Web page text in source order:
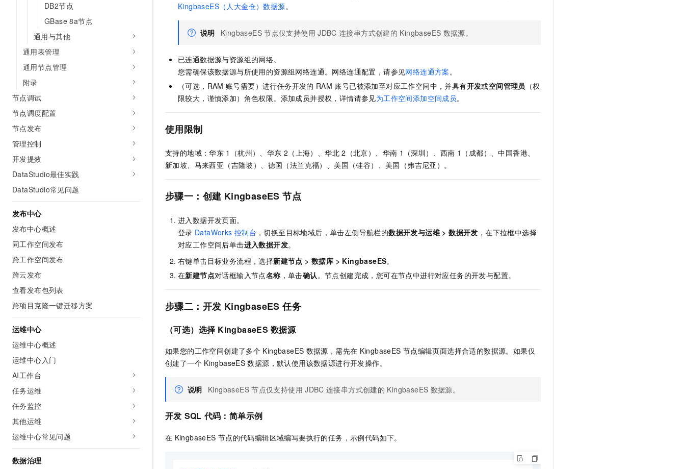
DB2节点
GBase 8a节点
通用与其他
通用表管理
通用节点管理
附录
节点调试
节点调度配置
节点发布
管理控制
开发提效
DataStudio最佳实践
DataStudio常见问题
发布中心
发布中心概述
同工作空间发布
跨工作空间发布
跨云发布
查看发布包列表
跨项目克隆一键迁移方案
运维中心
运维中心概述
运维中心入门
AI工作台
任务运维
任务监控
其他运维
运维中心常见问题
数据治理
KingbaseES（人大金仓）数据源。
说明 KingbaseES 节点仅支持使用 JDBC 连接串方式创建的 KingbaseES 数据源。
已连通数据源与资源组的网络。
您需确保该数据源与所使用的资源组网络连通。网络连通配置，请参见网络连通方案。
（可选，RAM 账号需要）进行任务开发的 RAM 账号已被添加至对应工作空间中，并具有开发或空间管理员 （权
限较大，谨慎添加）角色权限。添加成员并授权，详情请参见为工作空间添加空间成员。
使用限制
支持的地域：华东 1（杭州）、华东 2（上海）、华北 2（北京）、华南 1（深圳）、西南 1（成都）、中国香港、
新加坡、马来西亚（吉隆坡）、德国（法兰克福）、美国（硅谷）、美国（弗吉尼亚）。
步骤一：创建 KingbaseES 节点
进入数据开发页面。
登录 DataWorks 控制台 ，切换至目标地域后，单击左侧导航栏的数据开发与运维 >数据开发 ，在下拉框中选择
对应工作空间后单击进入数据开发。
右键单击目标业务流程，选择新建节点 >数据库 > KingbaseES。
在新建节点对话框输入节点名称 ，单击确认 。节点创建完成，您可在节点中进行对应任务的开发与配置。
步骤二：开发 KingbaseES 任务
（可选）选择 KingbaseES 数据源
如果您的工作空间创建了多个 KingbaseES 数据源，需先在 KingbaseES 节点编辑页面选择合适的数据源。如果仅
创建了一个 KingbaseES 数据源，默认使用该数据源进行开发操作。
说明 KingbaseES 节点仅支持使用 JDBC 连接串方式创建的 KingbaseES 数据源。
开发 SQL 代码：简单示例
在 KingbaseES 节点的代码编辑区域编写要执行的任务，示例代码如下。